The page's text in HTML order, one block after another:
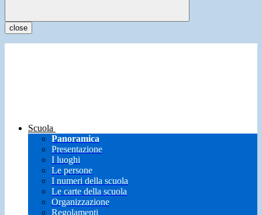
close
Scuola
Panoramica
Presentazione
I luoghi
Le persone
I numeri della scuola
Le carte della scuola
Organizzazione
Regolamenti